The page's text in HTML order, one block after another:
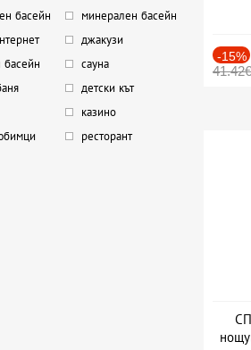
басейн
минерален басейн
джакузи
басейн
сауна
детски кът
казино
ресторант
-15%
41.42€